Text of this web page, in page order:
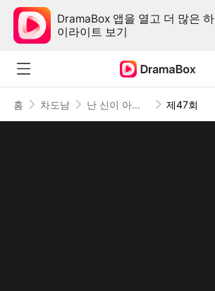
DramaBox 앱을 열고 더 많은 하
이라이트 보기
홈 차도남 난 신이 아닌데 제47회